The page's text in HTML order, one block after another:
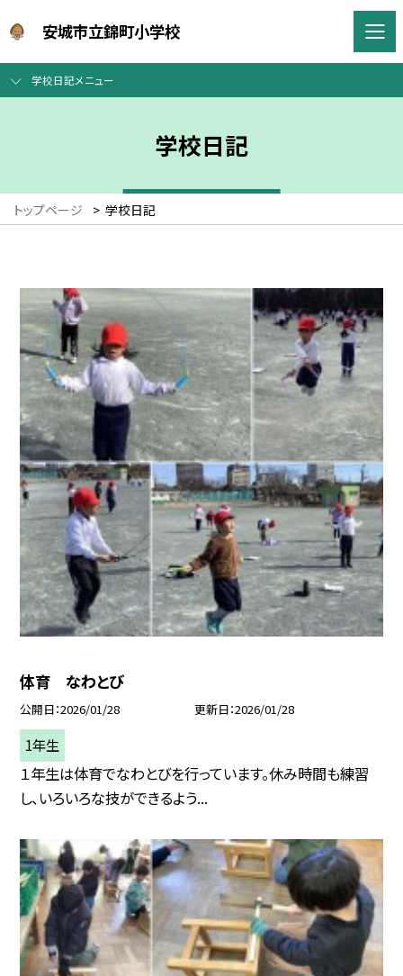
安城市立錦町小学校
学校日記メニュー
学校日記
トップページ > 学校日記
体育 なわとび
公開日 2026/01/28 更新日 2026/01/28
1年生
１年生は体育でなわとびを行っています。休み時間も練習
し、いろいろな技ができるよう...